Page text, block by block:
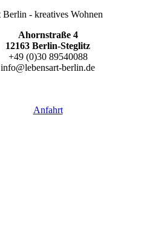
Ahornstraße 4
12163 Berlin-Steglitz
+49 (0)30 89540088
info@lebensart-berlin.de
Anfahrt